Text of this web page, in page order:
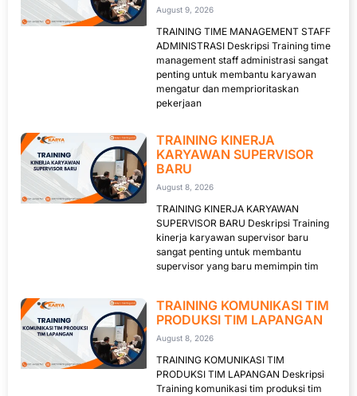
August 9, 2026
TRAINING TIME MANAGEMENT STAFF
ADMINISTRASI Deskripsi Training time
management staff administrasi sangat
penting untuk membantu karyawan
mengatur dan memprioritaskan
pekerjaan
TRAINING KINERJA
KARYAWAN SUPERVISOR
BARU
August 8, 2026
TRAINING KINERJA KARYAWAN
SUPERVISOR BARU Deskripsi Training
kinerja karyawan supervisor baru
sangat penting untuk membantu
supervisor yang baru memimpin tim
TRAINING KOMUNIKASI TIM
PRODUKSI TIM LAPANGAN
August 8, 2026
TRAINING KOMUNIKASI TIM
PRODUKSI TIM LAPANGAN Deskripsi
Training komunikasi tim produksi tim